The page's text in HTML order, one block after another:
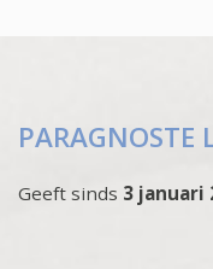
PARAGNOSTE
Geeft sinds 3 januari